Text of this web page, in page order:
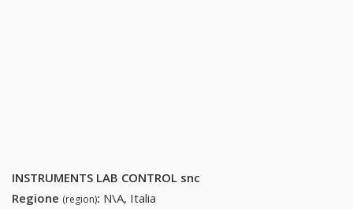
INSTRUMENTS LAB CONTROL snc
Regione (region): N\A, Italia